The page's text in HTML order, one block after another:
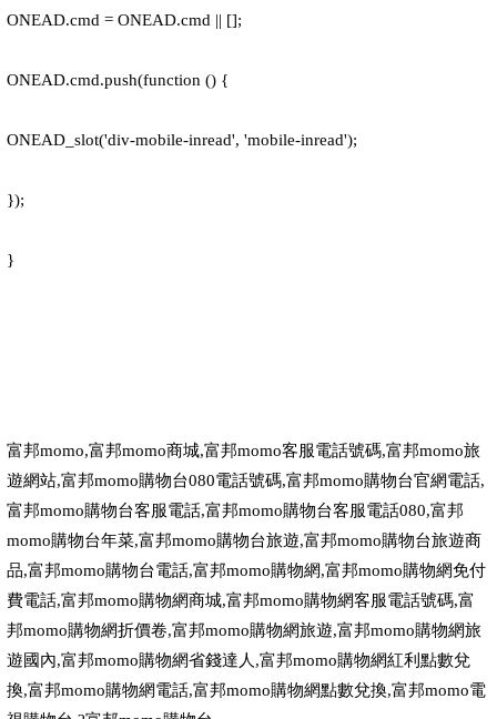
ONEAD.cmd = ONEAD.cmd || [];
ONEAD.cmd.push(function () {
ONEAD_slot('div-mobile-inread', 'mobile-inread');
});
}
富邦momo,富邦momo商城,富邦momo客服電話號碼,富邦momo旅
遊網站,富邦momo購物台080電話號碼,富邦momo購物台官網電話,
富邦momo購物台客服電話,富邦momo購物台客服電話080,富邦
momo購物台年菜,富邦momo購物台旅遊,富邦momo購物台旅遊商
品,富邦momo購物台電話,富邦momo購物網,富邦momo購物網免付
費電話,富邦momo購物網商城,富邦momo購物網客服電話號碼,富
邦momo購物網折價卷,富邦momo購物網旅遊,富邦momo購物網旅
遊國內,富邦momo購物網省錢達人 ,富邦momo購物網紅利點數兌
換,富邦momo購物網電話,富邦momo購物網點數兌換,富邦momo電